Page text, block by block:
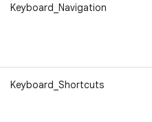
Keyboard_Navigation
Keyboard_Shortcuts